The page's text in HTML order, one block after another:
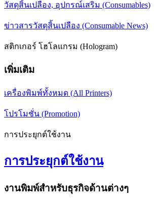
วัสดุสิ้นเปลือง, อุปกรณ์เสริม (Consumables)
ข่าวสารวัสดุสิ้นเปลือง (Consumable News)
สติกเกอร์ โฮโลแกรม (Hologram)
เพิ่มเติม
เครื่องพิมพ์ทั้งหมด (All Printers)
โปรโมชั่น (Promotion)
การประยุกต์ใช้งาน
การประยุกต์ใช้งาน
งานพิมพ์สำหรับธุรกิจด้านต่างๆ